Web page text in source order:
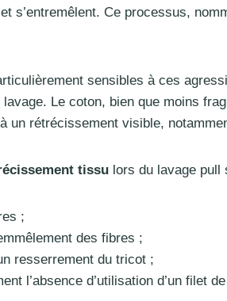
Ce processus,
sensibles à ces
Le coton, bien que moins
rétrécissement visible,
tissu lors du lavage pull
;
des fibres ;
resserrement du tricot ;
l’absence d’utilisation d’un filet